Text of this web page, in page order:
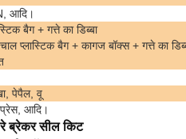
आदि।
बैग + गत्ते का डिब्बा
प्लास्टिक बैग + कागज बॉक्स + गत्ते का
पेपैल, वू
आदि।
ब्रेकर सील किट